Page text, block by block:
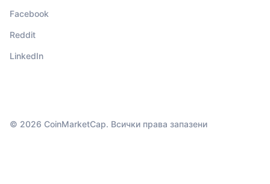
Facebook
Reddit
LinkedIn
© 2026 CoinMarketCap. Всички права запазени